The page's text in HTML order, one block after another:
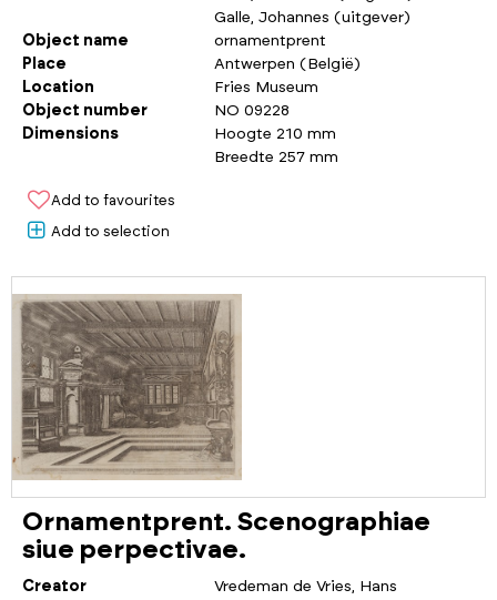
Galle, Johannes (uitgever)
Object name
ornamentprent
Place
Antwerpen (België)
Location
Fries Museum
Object number
NO 09228
Dimensions
Hoogte 210 mm
Breedte 257 mm
Add to favourites
Add to selection
Ornamentprent. Scenographiae
siue perpectivae.
Creator
Vredeman de Vries, Hans